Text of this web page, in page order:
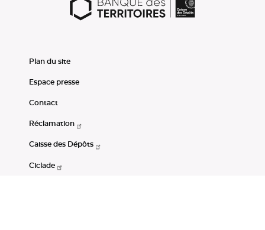
Plan du site
Espace presse
Contact
Réclamation
Caisse des Dépôts
Ciclade